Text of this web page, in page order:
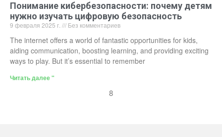
Понимание кибербезопасности: почему детям
нужно изучать цифровую безопасность
9 февраля 2025 г. Без комментариев
The internet offers a world of fantastic opportunities for kids,
aiding communication, boosting learning, and providing exciting
ways to play. But it’s essential to remember
Читать далее "
8